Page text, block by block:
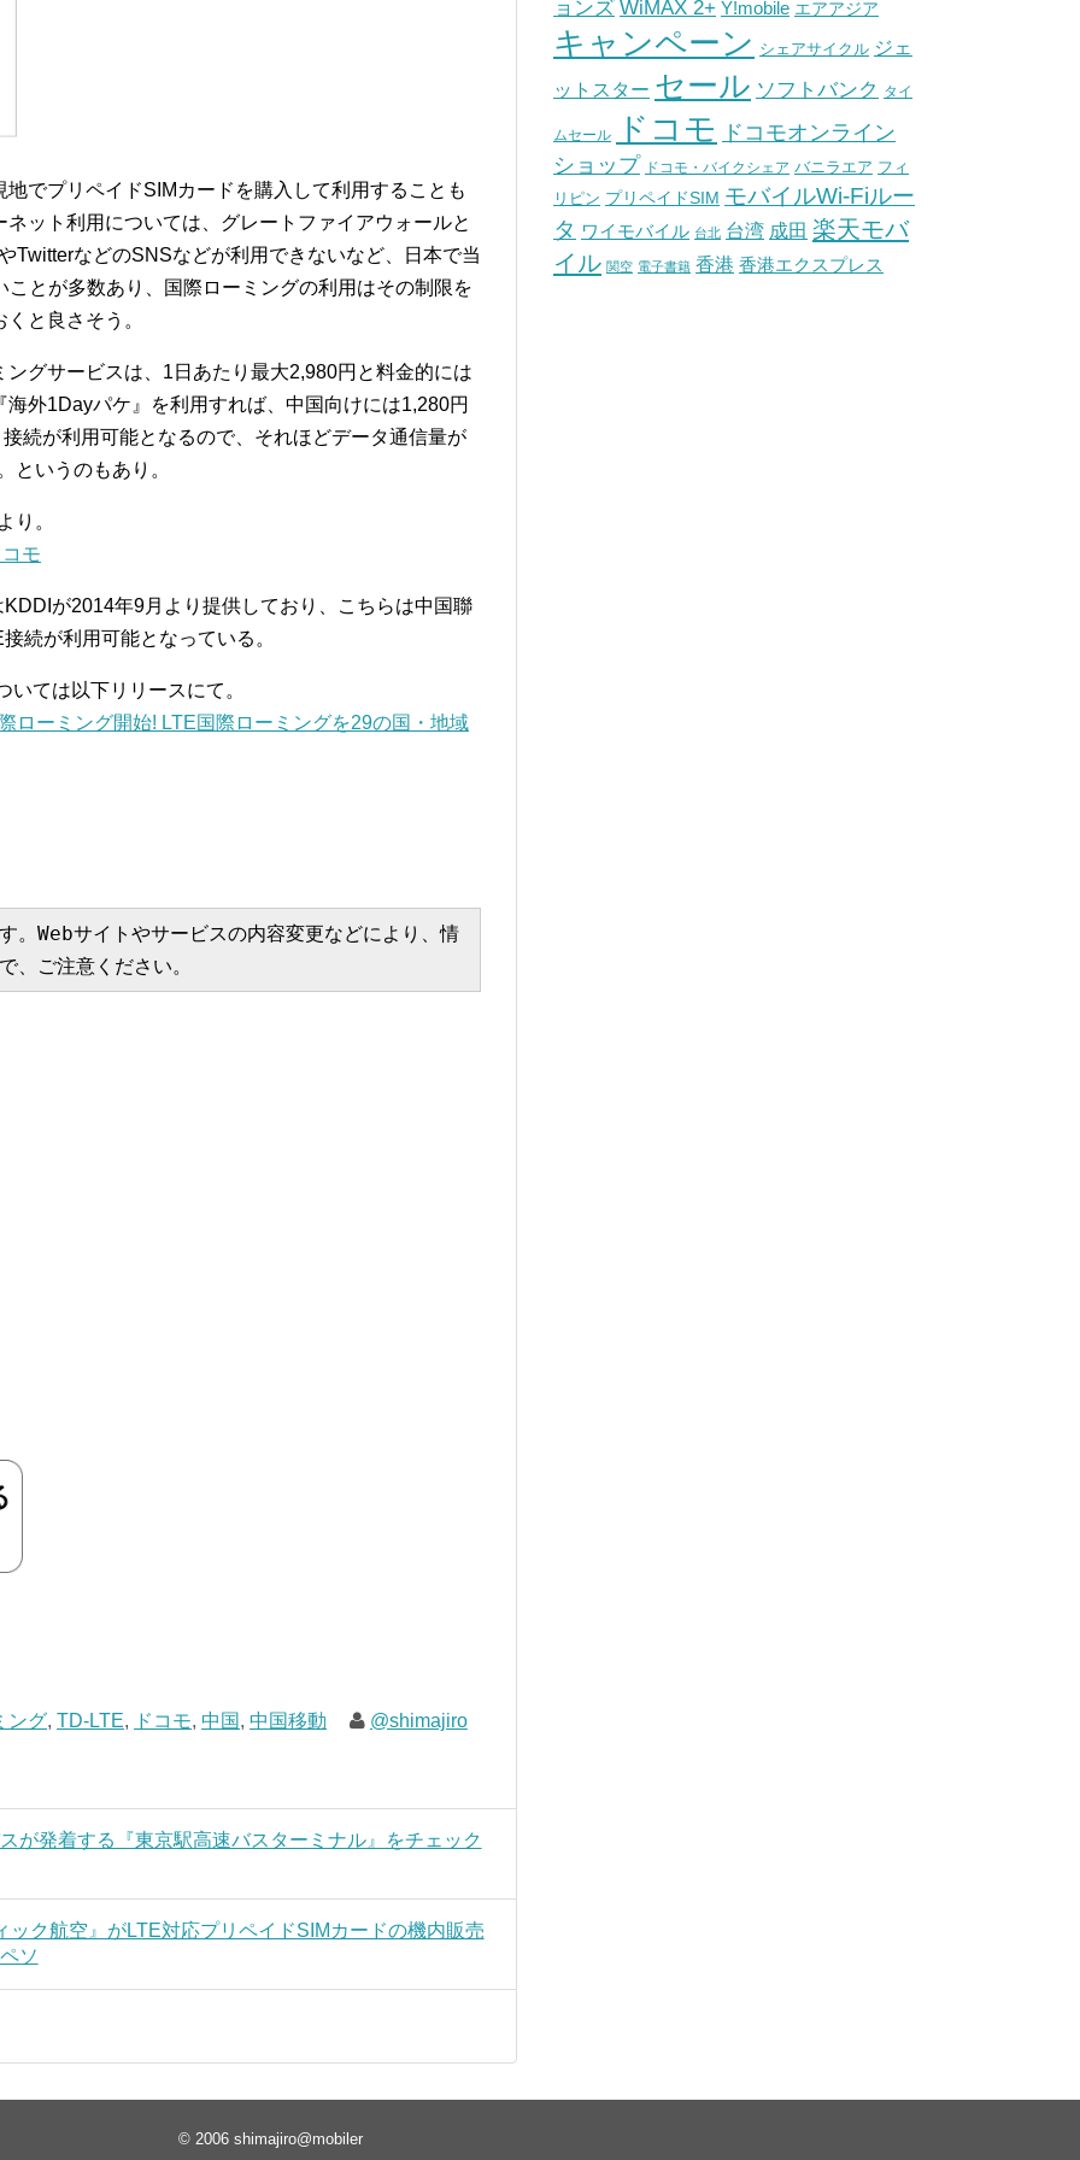
でプリペイドSIMカードを購入して利用することも
ット利用については、グレートファイアウォールと
TwitterなどのSNSなどが利用できないなど、日本で当
とが多数あり、国際ローミングの利用はその制限を
と良さそう。
グサービスは、1日あたり最大2,980円と料金的には
外1Dayパケ』を利用すれば、中国向けには1,280円
続が利用可能となるので、それほどデータ通信量が
というのもあり。
り。
モ
が2014年9月より提供しており、こちらは中国聯
続が利用可能となっている。
ては以下リリースにて。
ローミング開始! LTE国際ローミングを29の国・地域
。Webサイトやサービスの内容変更などにより、情
、ご注意ください。
ング,TD-LTE, ドコモ,中国 ,中国移動 @shimajiro
が発着する『東京駅高速バスターミナル』をチェック
ク航空』がLTE対応プリペイドSIMカードの機内販売
ソ
ョンズ WiMAX 2+ Y!mobile エアアジア
キャンペーン シェアサイクル ジェ
ットスター セール ソフトバンク タイ
ムセール ドコモ
ドコモオンライン
ショップ ドコモ・バイクシェア バニラエア フィ
リピン プリペイドSIM モバイルWi-Fiルー
タ ワイモバイル 台北 台湾 成田 楽天モバ
イル 関空 電子書籍 香港 香港エクスプレス
© 2006 shimajiro@mobiler